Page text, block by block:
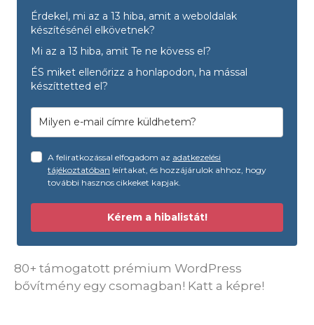
Érdekel, mi az a 13 hiba, amit a weboldalak
készítésénél elkövetnek?
Mi az a 13 hiba, amit Te ne kövess el?
ÉS miket ellenőrizz a honlapodon, ha mással
készíttetted el?
A feliratkozással elfogadom az adatkezelési
tájékoztatóban leírtakat, és hozzájárulok ahhoz, hogy
további hasznos cikkeket kapjak.
Kérem a hibalistát!
80+ támogatott prémium WordPress
bővítmény egy csomagban! Katt a képre!